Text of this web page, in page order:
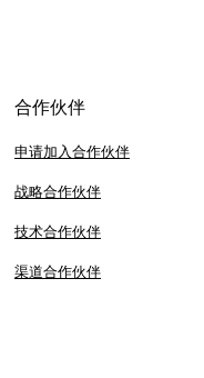
合作伙伴
申请加入合作伙伴
战略合作伙伴
技术合作伙伴
渠道合作伙伴